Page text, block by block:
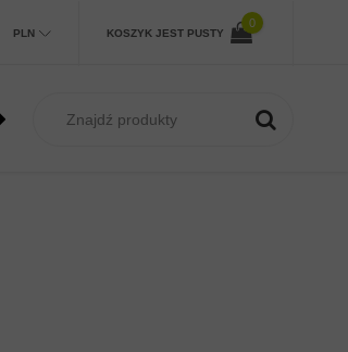
PLN KOSZYK JEST PUSTY
0
METHOD FEEDER KARP MORSKIE